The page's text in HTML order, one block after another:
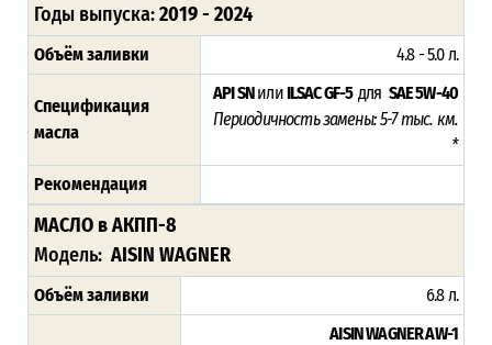
Годы выпуска:2019 - 2024
Объём заливки 4.8 - 5.0 л.
Спецификация
масла
API SNилиILSAC GF-5 для SAE 5W-40
Периодичность замены: 5-7 тыс. км.
*
Рекомендация
МАСЛО в АКПП-8
Модель: AISIN WAGNER
Объём заливки 6.8 л.
AISIN WAGNER AW-1